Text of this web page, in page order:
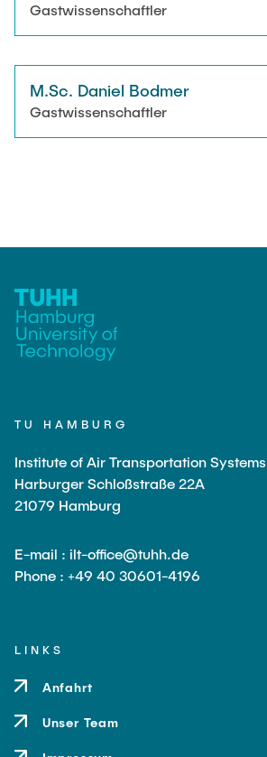
Gastwissenschaftler
M.Sc. Daniel Bodmer
Gastwissenschaftler
TU HAMBURG
Institute of Air Transportation Systems
Harburger Schloßstraße 22A
21079 Hamburg
E-mail : ilt-office@tuhh.de
Phone : +49 40 30601-4196
LINKS
Anfahrt
Unser Team